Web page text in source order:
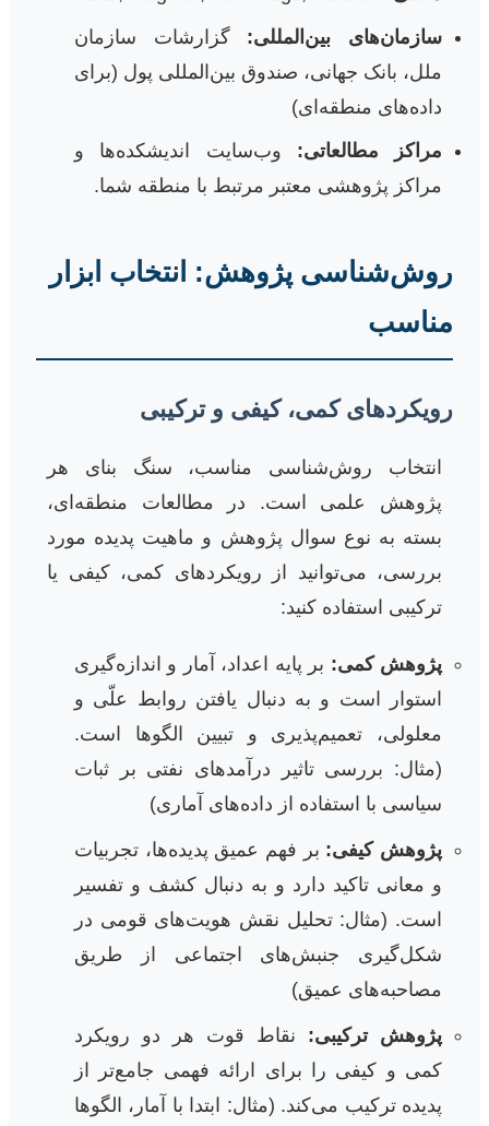
سازمان‌های بین‌المللی: گزارشات سازمان
ملل، بانک جهانی، صندوق بین‌المللی پول (برای
داده‌های منطقه‌ای)
مراکز مطالعاتی: وب‌سایت اندیشکده‌ها و
مراکز پژوهشی معتبر مرتبط با منطقه شما.
روش‌شناسی پژوهش: انتخاب ابزار
مناسب
رویکردهای کمی، کیفی و ترکیبی
انتخاب روش‌شناسی مناسب، سنگ بنای هر
پژوهش علمی است. در مطالعات منطقه‌ای،
بسته به نوع سوال پژوهش و ماهیت پدیده مورد
بررسی، می‌توانید از رویکردهای کمی، کیفی یا
ترکیبی استفاده کنید:
پژوهش کمی: بر پایه اعداد، آمار و اندازه‌گیری
استوار است و به دنبال یافتن روابط علّی و
معلولی، تعمیم‌پذیری و تبیین الگوها است.
(مثال: بررسی تاثیر درآمدهای نفتی بر ثبات
سیاسی با استفاده از داده‌های آماری)
پژوهش کیفی: بر فهم عمیق پدیده‌ها، تجربیات
و معانی تاکید دارد و به دنبال کشف و تفسیر
است. (مثال: تحلیل نقش هویت‌های قومی در
شکل‌گیری جنبش‌های اجتماعی از طریق
مصاحبه‌های عمیق)
پژوهش ترکیبی: نقاط قوت هر دو رویکرد
کمی و کیفی را برای ارائه فهمی جامع‌تر از
پدیده ترکیب می‌کند. (مثال: ابتدا با آمار، الگوها